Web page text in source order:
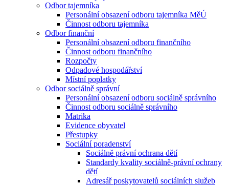
Odbor tajemníka
Personální obsazení odboru tajemníka MěÚ
Činnost odboru tajemníka
Odbor finanční
Personální obsazení odboru finančního
Činnost odboru finančního
Rozpočty
Odpadové hospodářství
Místní poplatky
Odbor sociálně správní
Personální obsazení odboru sociálně správního
Činnost odboru sociálně správního
Matrika
Evidence obyvatel
Přestupky
Sociální poradenství
Sociálně právní ochrana dětí
Standardy kvality sociálně-právní ochrany
dětí
Adresář poskytovatelů sociálních služeb